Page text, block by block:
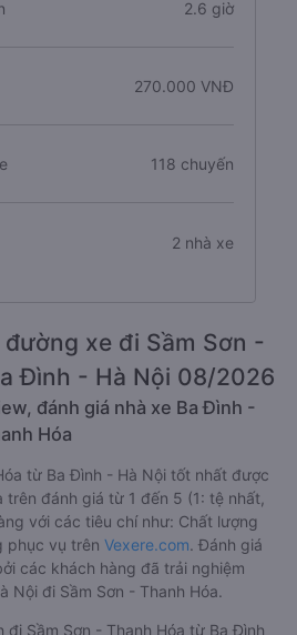
168 km
2.6 giờ
270.000 VNĐ
118 chuyến
xe đi Sầm Sơn -
đánh giá nhà xe Ba Đình -
Hóa
từ Ba Đình - Hà Nội tốt nhất được
đánh giá từ 1 đến 5 (1: tệ nhất,
với các tiêu chí như: Chất lượng
phục vụ trên
Vexere.com . Đánh giá